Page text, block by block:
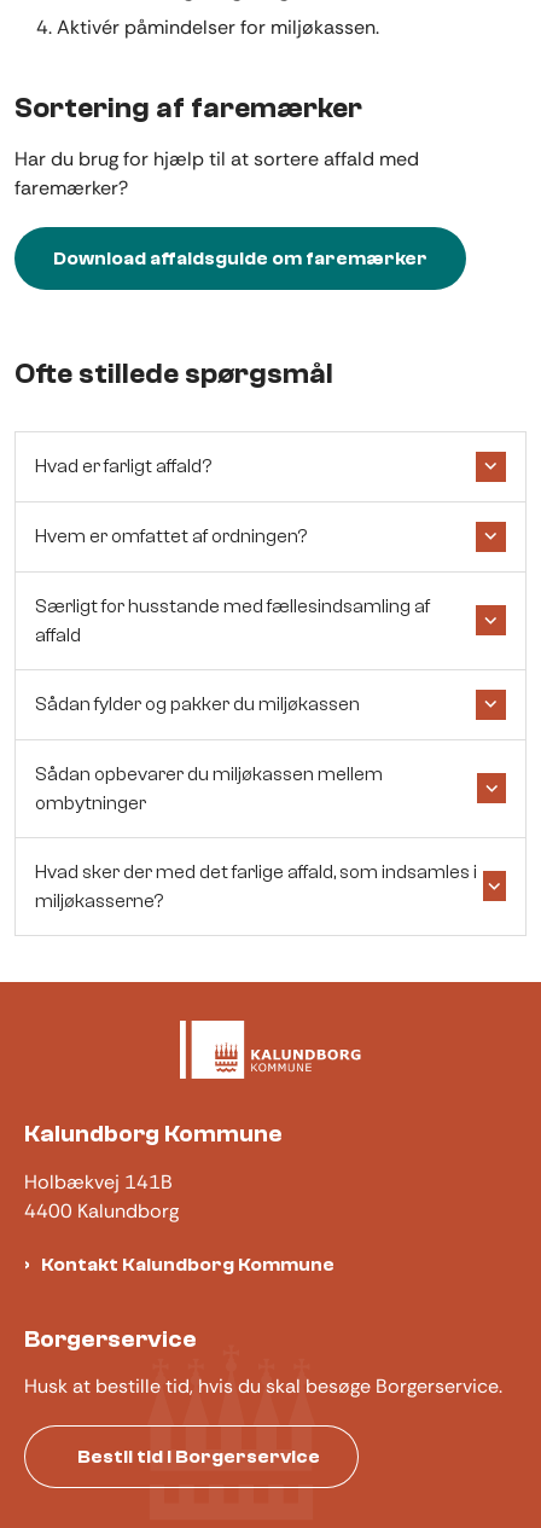
Aktivér påmindelser for miljøkassen.
Sortering af faremærker
Har du brug for hjælp til at sortere affald med
faremærker?
Download affaldsguide om faremærker
Ofte stillede spørgsmål
Hvad er farligt affald?
Hvem er omfattet af ordningen?
Særligt for husstande med fællesindsamling af
affald
Sådan fylder og pakker du miljøkassen
Sådan opbevarer du miljøkassen mellem
ombytninger
Hvad sker der med det farlige affald, som indsamles i
miljøkasserne?
Kalundborg Kommune
Holbækvej 141B
4400 Kalundborg
Kontakt Kalundborg Kommune
Borgerservice
Husk at bestille tid, hvis du skal besøge Borgerservice.
Bestil tid i Borgerservice